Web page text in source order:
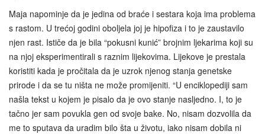
Maja napominje da je jedina od braće i sestara koja ima problema
s rastom. U trećoj godini oboljela joj je hipofiza i to je zaustavilo
njen rast. Ističe da je bila “pokusni kunić” brojnim ljekarima koji su
na njoj eksperimentirali s raznim lijekovima. Lijekove je prestala
koristiti kada je pročitala da je uzrok njenog stanja genetske
prirode i da se tu ništa ne može promijeniti. “U enciklopediji sam
našla tekst u kojem je pisalo da je ovo stanje nasljedno. I, to je
tačno jer sam povukla gen od svoje bake. No, nisam dozvolila da
me to sputava da uradim bilo šta u životu, iako nisam dobila ni